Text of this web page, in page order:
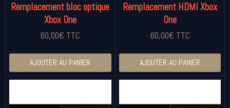
Remplacement bloc optique
Xbox One
60,00€ TTC
AJOUTER AU PANIER
Remplacement HDMI Xbox
One
60,00€ TTC
AJOUTER AU PANIER